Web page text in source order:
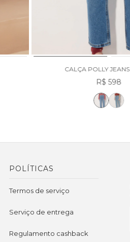
CALÇA POLLY
R$ 598
POLÍTICAS
Termos de serviço
Serviço de entrega
Regulamento cashback